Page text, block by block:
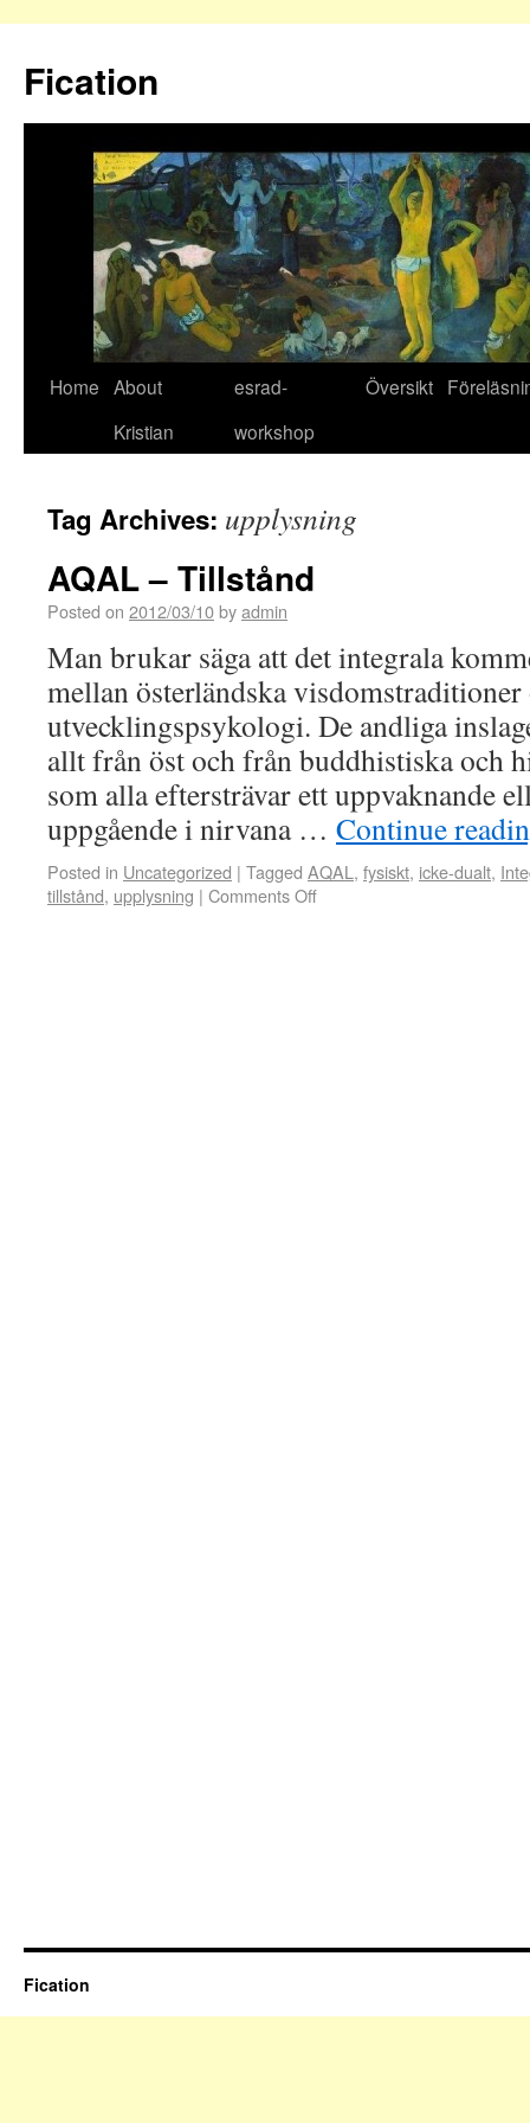
Fication
Home About
Kristian
esrad-
workshop
Översikt
Tag Archives: upplysning
AQAL – Tillstånd
Posted on 2012/03/10byadmin
Man brukar säga att det integrala
mellan österländska visdomstraditioner
utvecklingspsykologi. De andliga
allt från öst och från buddhistiska och
som alla eftersträvar ett uppvaknande
uppgående i nirvana … Continue
Posted in Uncategorized | Tagged AQAL , fysiskt, icke-dualt,
tillstånd, upplysning | Comments Off
Fication